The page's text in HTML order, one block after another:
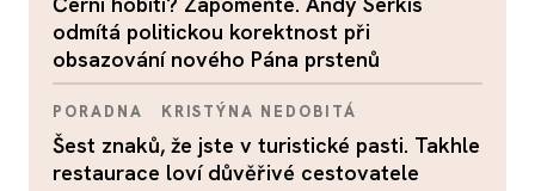
odmítá politickou korektnost při
obsazování nového Pána prstenů
PORADNA KRISTÝNA NEDOBITÁ
Šest znaků, že jste v turistické pasti. Takhle
restaurace loví důvěřivé cestovatele